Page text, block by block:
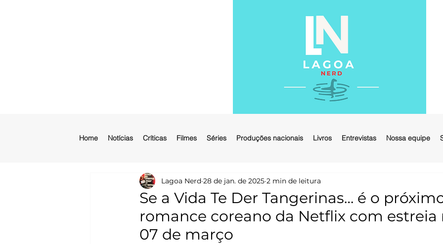
Home Notícias Críticas Filmes Séries Produções nacionais Livros Entrevistas Nossa equipe
Se a Vida Te Der Tangerinas… é o
romance coreano da Netflix com estreia
07 de março
Lagoa Nerd 28 de jan. de 2025 2 min de leitura